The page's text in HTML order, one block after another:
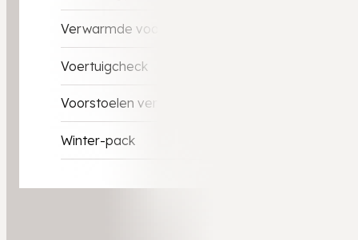
Verwarmde voorstoelen
Voertuigcheck
Voorstoelen verwarmd
Winter-pack